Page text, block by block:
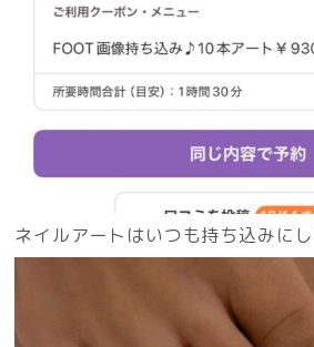
ネイルアートはいつも持ち込みに